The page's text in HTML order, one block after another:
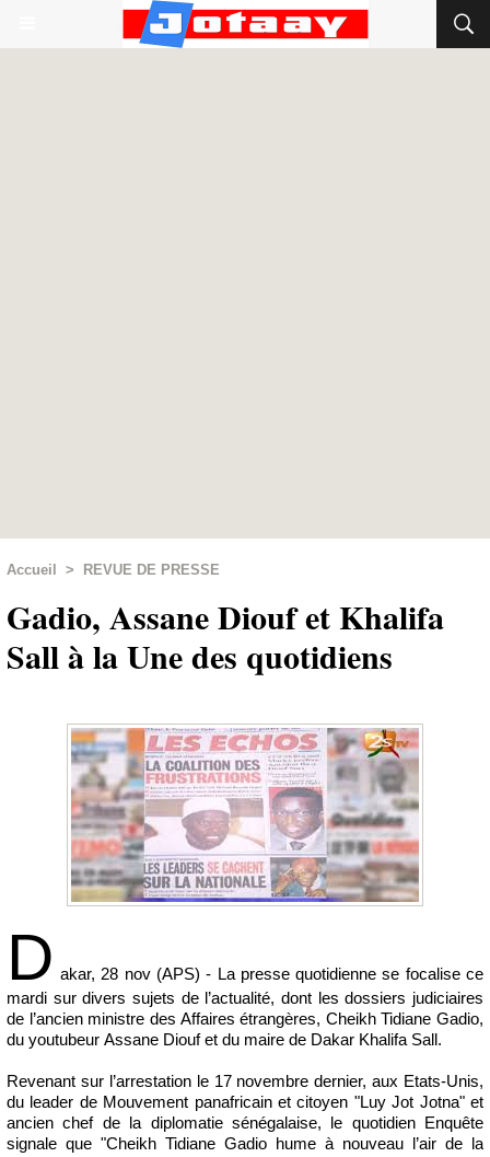
Accueil > REVUE DE PRESSE
Gadio, Assane Diouf et Khalifa
Sall à la Une des quotidiens
D akar, 28 nov (APS) - La presse quotidienne se focalise ce
mardi sur divers sujets de l’actualité, dont les dossiers judiciaires
de l’ancien ministre des Affaires étrangères, Cheikh Tidiane Gadio,
du youtubeur Assane Diouf et du maire de Dakar Khalifa Sall.
Revenant sur l’arrestation le 17 novembre dernier, aux Etats-Unis,
du leader de Mouvement panafricain et citoyen "Luy Jot Jotna" et
ancien chef de la diplomatie sénégalaise, le quotidien Enquête
signale que "Cheikh Tidiane Gadio hume à nouveau l’air de la